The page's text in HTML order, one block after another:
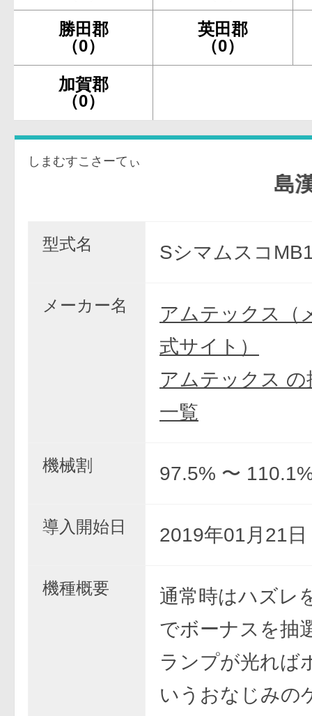
勝田郡
（0）
英田郡
（0）
加賀郡
（0）
しまむすこさーてぃ
島漢-30
型式名 Sシマムスコ
メーカー名
アムテックス（
式サイト）
アムテックス の
一覧
機械割 97.5% 〜
導入開始日 2019年01月21日
機種概要
通常時はハズレ
でボーナスを抽
ランプが光れば
いうおなじみの